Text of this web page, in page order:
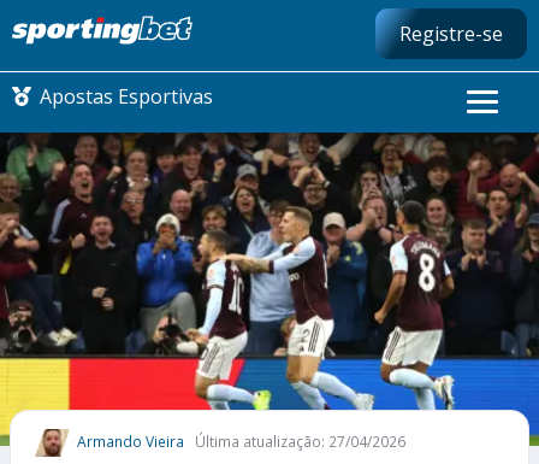
Registre-se
Apostas Esportivas
CONMEBOL LIBERTADORES
FUTEBOL NACIONAL
FUTEBOL INTERNACIONAL
COMO APOSTAR
MAIS ESPORTES
Armando Vieira Última atualização: 27/04/2026